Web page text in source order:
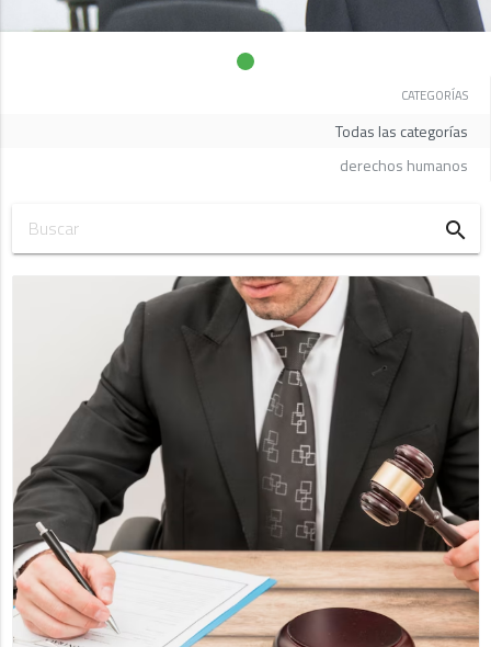
CATEGORÍAS
Todas las categorías
derechos humanos
search